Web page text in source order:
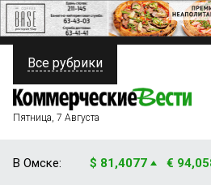
ПОЛИТИКА
ФИНАНСЫ
Все рубрики
Пятница, 7 Августа
В Омске: $ 81,4077 €